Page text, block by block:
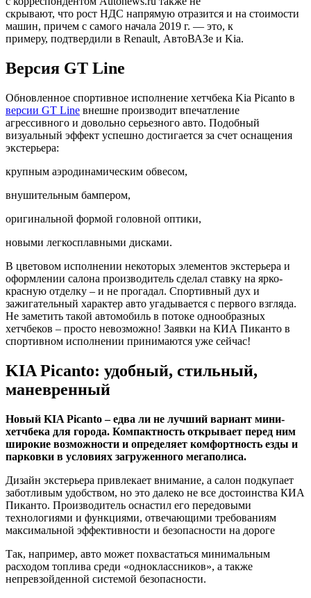
скрывают, что рост НДС напрямую отразится и на стоимости
машин, причем с самого начала 2019 г. — это, к
примеру, подтвердили в Renault, АвтоВАЗе и Kia.
Версия GT Line
Обновленное спортивное исполнение хетчбека Kia Picanto в
версии GT Line внешне производит впечатление
агрессивного и довольно серьезного авто. Подобный
визуальный эффект успешно достигается за счет оснащения
экстерьера:
крупным аэродинамическим обвесом,
внушительным бампером,
оригинальной формой головной оптики,
новыми легкосплавными дисками.
В цветовом исполнении некоторых элементов экстерьера и
оформлении салона производитель сделал ставку на ярко-
красную отделку – и не прогадал. Спортивный дух и
зажигательный характер авто угадывается с первого взгляда.
Не заметить такой автомобиль в потоке однообразных
хетчбеков – просто невозможно! Заявки на КИА Пиканто в
спортивном исполнении принимаются уже сейчас!
KIA Picanto: удобный, стильный,
маневренный
Новый KIA Picanto – едва ли не лучший вариант мини-
хетчбека для города. Компактность открывает перед ним
широкие возможности и определяет комфортность езды и
парковки в условиях загруженного мегаполиса.
Дизайн экстерьера привлекает внимание, а салон подкупает
заботливым удобством, но это далеко не все достоинства КИА
Пиканто. Производитель оснастил его передовыми
технологиями и функциями, отвечающими требованиям
максимальной эффективности и безопасности на дороге
Так, например, авто может похвастаться минимальным
расходом топлива среди «одноклассников», а также
непревзойденной системой безопасности.